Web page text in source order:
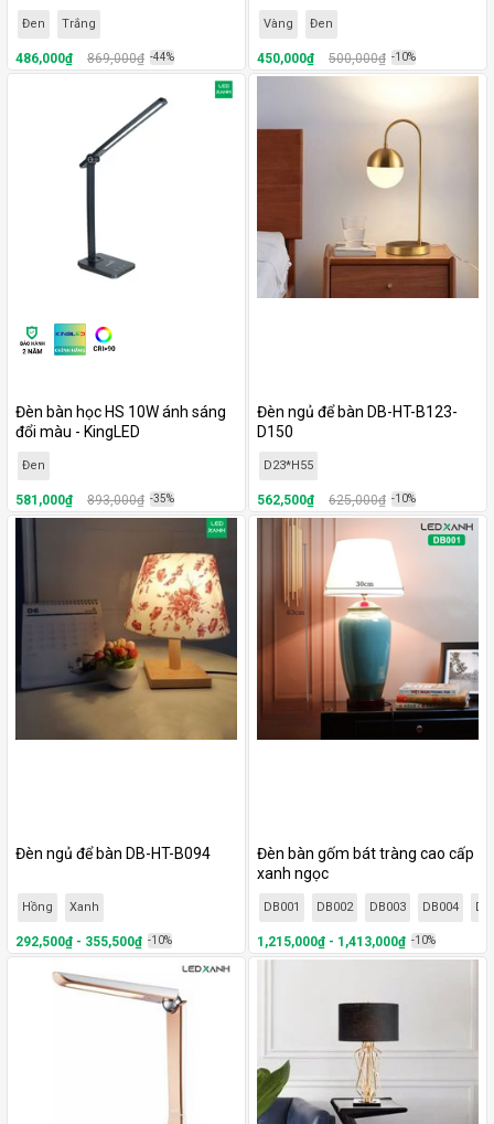
Đen Trắng
486,000₫ 869,000₫ -44%
Vàng Đen
450,000₫ 500,000₫ -10%
Đèn bàn học HS 10W ánh sáng
đổi màu - KingLED
Đen
581,000₫ 893,000₫ -35%
Đèn ngủ để bàn DB-HT-B123-
D150
D23*H55
562,500₫ 625,000₫ -10%
Đèn ngủ để bàn DB-HT-B094
Hồng Xanh
292,500₫ - 355,500₫ -10%
Đèn bàn gốm bát tràng cao cấp
xanh ngọc
DB001 DB002 DB003 DB004
1,215,000₫ - 1,413,000₫ -10%